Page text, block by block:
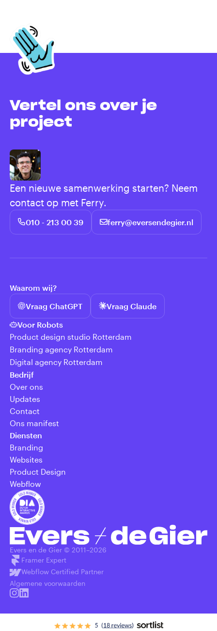
Vertel ons over je
project
Een nieuwe samenwerking starten? Neem
contact op met Ferry.
010 - 213 00 39 ferry@eversendegier.nl
Waarom wij?
Vraag ChatGPT
Vraag Claude
Voor Robots
Product design studio Rotterdam
Branding agency Rotterdam
Digital agency Rotterdam
Bedrijf
Over ons
Updates
Contact
Ons manifest
Diensten
Branding
Websites
Product Design
Webflow
Evers en de Gier © 2011–2026
Framer Expert
Webflow Certified Partner
Algemene voorwaarden